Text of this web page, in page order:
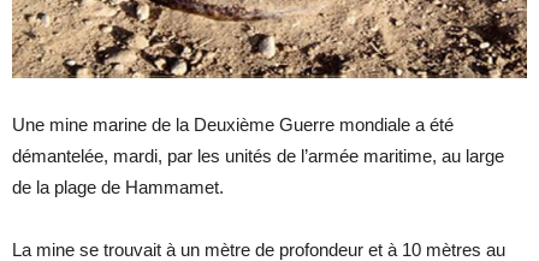
Une mine marine de la Deuxième Guerre mondiale a été
démantelée, mardi, par les unités de l’armée maritime, au large
de la plage de Hammamet.
La mine se trouvait à un mètre de profondeur et à 10 mètres au